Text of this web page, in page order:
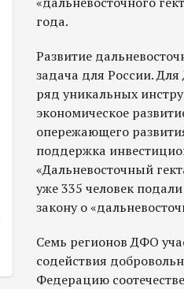
года.
Развитие
задача для России.
ряд уникальных
экономическое
опережающего
поддержка
«Дальневосточный
уже 335 человек
закону о
Семь регионов ДФО
содействия
Федерацию